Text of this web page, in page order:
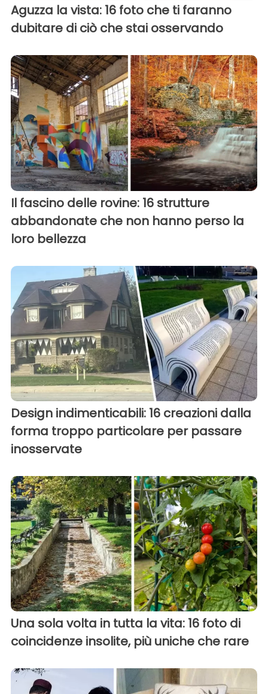
Aguzza la vista: 16 foto che ti faranno
dubitare di ciò che stai osservando
Il fascino delle rovine: 16 strutture
abbandonate che non hanno perso la
loro bellezza
Design indimenticabili: 16 creazioni dalla
forma troppo particolare per passare
inosservate
Una sola volta in tutta la vita: 16 foto di
coincidenze insolite, più uniche che rare